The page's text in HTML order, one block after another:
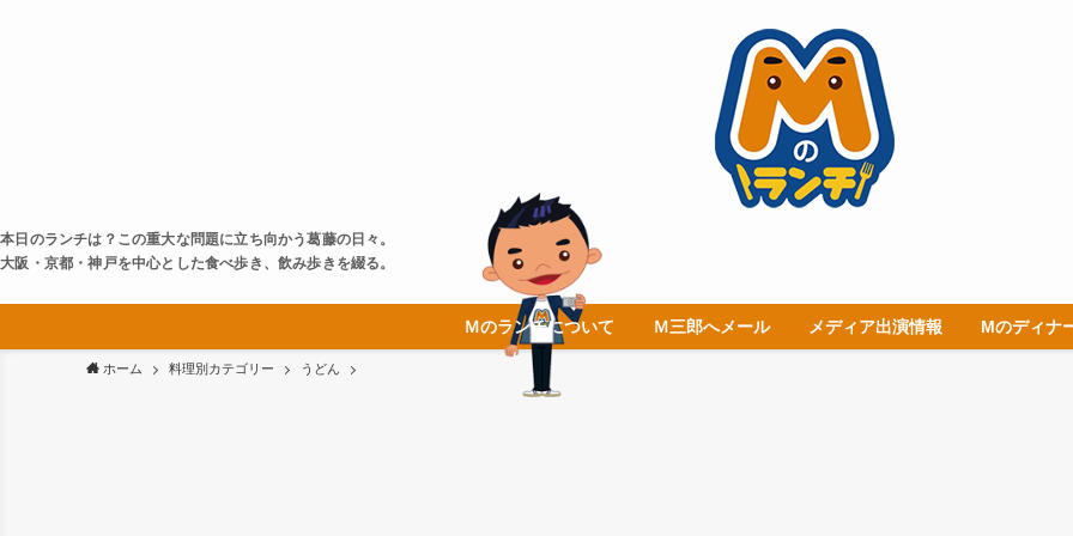
本日のランチは？この重大な問題に立ち向かう葛藤の日々。
大阪・京都・神戸を中心とした食べ歩き、飲み歩きを綴る。
Ｍのランチについて Ｍ三郎へメール メディア出演情報 Mのディナ
ホーム 料理別カテゴリー うどん